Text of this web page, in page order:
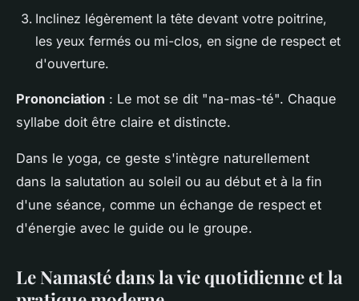
Inclinez légèrement la tête devant votre poitrine,
les yeux fermés ou mi-clos, en signe de respect et
d'ouverture.
Prononciation : Le mot se dit "na-mas-té". Chaque
syllabe doit être claire et distincte.
Dans le yoga, ce geste s'intègre naturellement
dans la salutation au soleil ou au début et à la fin
d'une séance, comme un échange de respect et
d'énergie avec le guide ou le groupe.
Le Namasté dans la vie quotidienne et la